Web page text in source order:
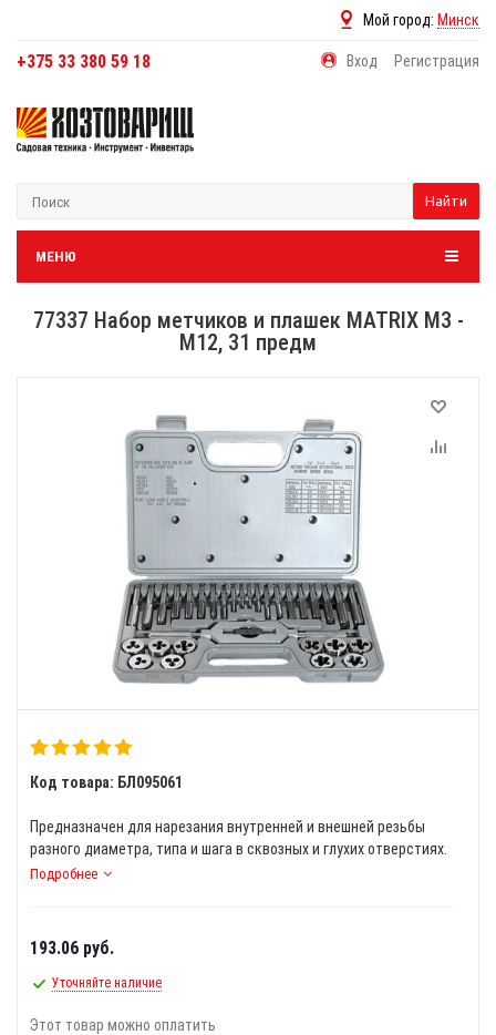
Мой город: Минск
+375 33 380 59 18 Вход Регистрация
Найти
МЕНЮ
77337 Набор метчиков и плашек MATRIX М3 -
М12, 31 предм
Код товара: БЛ095061
Предназначен для нарезания внутренней и внешней резьбы
разного диаметра, типа и шага в сквозных и глухих отверстиях.
Подробнее
193.06 руб.
Уточняйте наличие
Этот товар можно оплатить